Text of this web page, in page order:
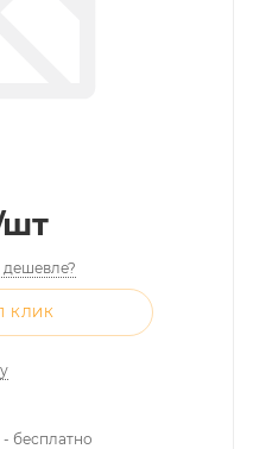
КЛИК
бесплатно